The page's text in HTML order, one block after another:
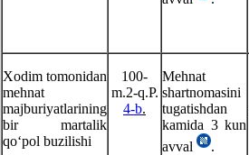
Xodim tomonidan
mehnat
majburiyatlarining
bir martalik
qoʻpol buzilishi
100-
m.2-q.P.
4-b.
Mehnat
shartnomasini
tugatishdan
kamida 3 kun
avval
.